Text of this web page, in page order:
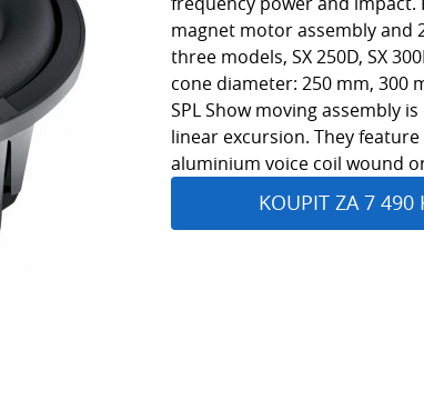
magnet motor assembly and
three models, SX 250D, SX
cone diameter: 250 mm, 300
SPL Show moving assembly
linear excursion. They
aluminium voice coil wound
KOUPIT ZA 7 490